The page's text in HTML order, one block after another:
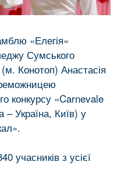
«Елегія»
Сумського
Конотоп) Анастасія
конкурсу «Carnevale
– Україна, Київ) у
учасників з усієї